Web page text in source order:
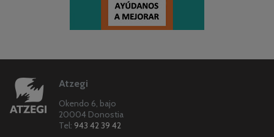
Atzegi
Okendo 6, bajo
20004 Donostia
Tel: 943 42 39 42